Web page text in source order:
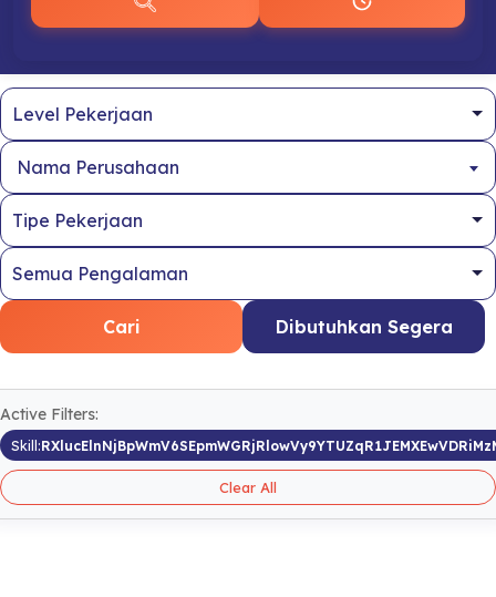
Nama Perusahaan
Cari Dibutuhkan Segera
Active Filters:
Skill:
Clear All